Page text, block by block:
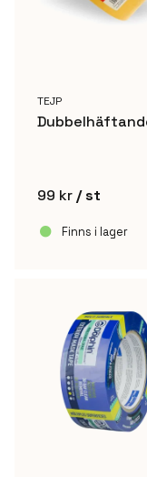
TEJP
99 kr / st
Finns i lager